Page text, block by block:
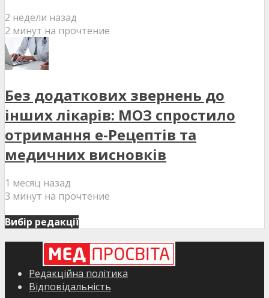
2 недели назад
2 минут на прочтение
Без додаткових звернень до
інших лікарів: МОЗ спростило
отримання е-Рецептів та
медичних висновків
1 месяц назад
3 минут на прочтение
Вибір редакції
Редакційна політика
Відповідальність